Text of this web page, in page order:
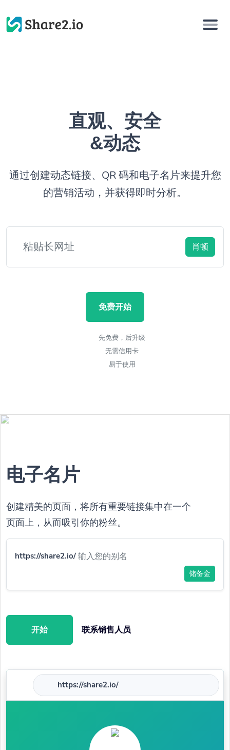
直观、安全
&动态
通过创建动态链接、QR 码和电子名片来提升您
的营销活动，并获得即时分析。
肖顿
免费开始
先免费，后升级
无需信用卡
易于使用
电子名片
创建精美的页面，将所有重要链接集中在一个
页面上，从而吸引你的粉丝。
https://share2.io/
储备金
开始 联系销售人员
https://share2.io/